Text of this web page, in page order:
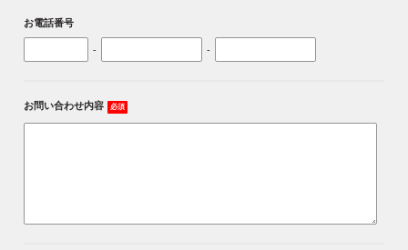
お電話番号
- -
お問い合わせ内容 必須